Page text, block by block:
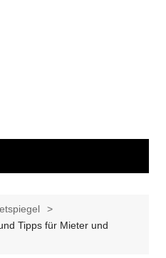
Tipps für Mieter und